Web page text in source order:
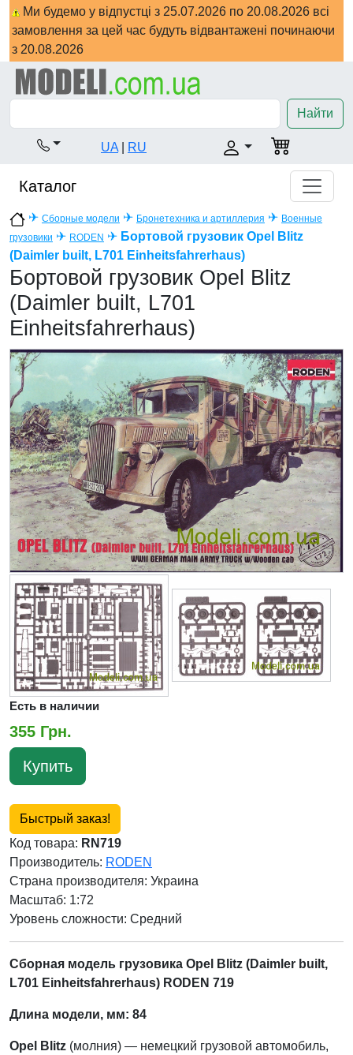
Ми будемо у відпустці з 25.07.2026 по 20.08.2026 всі
замовлення за цей час будуть відвантажені починаючи
з 20.08.2026
Найти
UA RU
Каталог
✈ Сборные модели ✈ Бронетехника и артиллерия ✈ Военные
грузовики ✈ RODEN ✈ Бортовой грузовик Opel Blitz
(Daimler built, L701 Einheitsfahrerhaus)
Бортовой грузовик Opel Blitz
(Daimler built, L701
Einheitsfahrerhaus)
Есть в наличии
355 Грн.
Купить
Быстрый заказ!
Код товара: RN719
Производитель: RODEN
Страна производителя: Украина
Масштаб: 1:72
Уровень сложности: Cредний
Сборная модель грузовика Opel Blitz (Daimler built,
L701 Einheitsfahrerhaus) RODEN 719
Длина модели, мм: 84
Opel Blitz (молния) — немецкий грузовой автомобиль,